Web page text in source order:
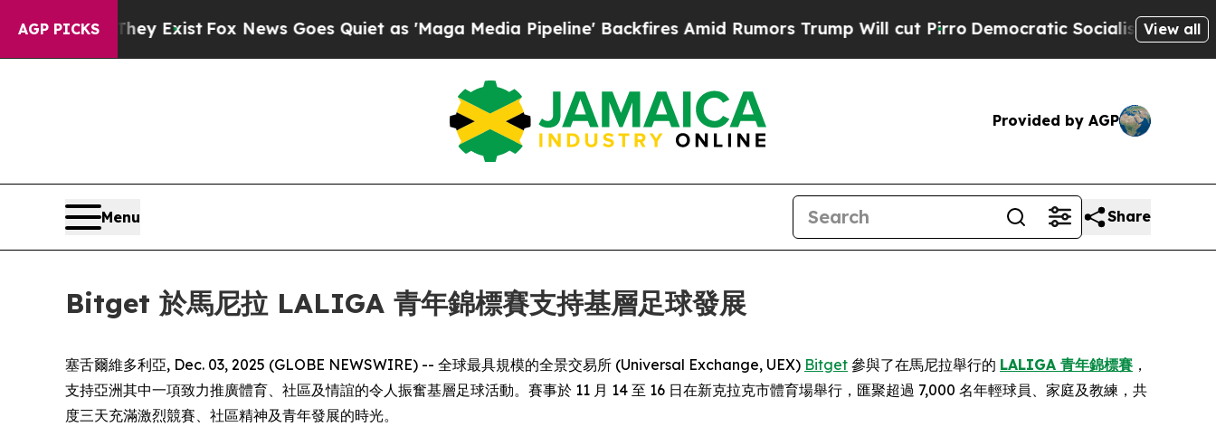
AGP PICKS
They ExistFox News Goes Quiet as 'Maga Media Pipeline' Backfires Amid Rumors Trump Will cut PirroDemocratic Socialists of America
View all
Provided by AGP
Menu Share
Bitget 於馬尼拉 LALIGA 青年錦標賽支持基層足球發展
塞舌爾維多利亞, Dec. 03, 2025 (GLOBE NEWSWIRE) -- 全球最具規模的全景交易所 (Universal Exchange, UEX) Bitget 參與了在馬尼拉舉行的 LALIGA 青年錦標賽 ，
支持亞洲其中一項致力推廣體育、社區及情誼的令人振奮基層足球活動。賽事於 11 月 14 至 16 日在新克拉克市體育場舉行，匯聚超過 7,000 名年輕球員、家庭及教練，共
度三天充滿激烈競賽、社區精神及青年發展的時光。